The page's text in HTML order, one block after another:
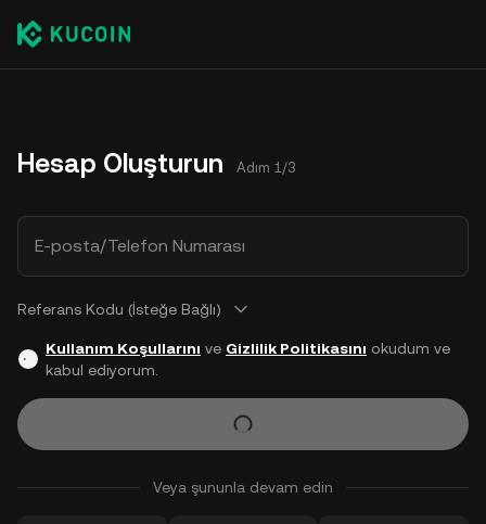
Hesap Oluşturun Adım 1/3
E-posta/Telefon Numarası
Referans Kodu (İsteğe Bağlı)
Kullanım Koşullarını ve Gizlilik Politikasını okudum ve
kabul ediyorum.
Veya şununla devam edin